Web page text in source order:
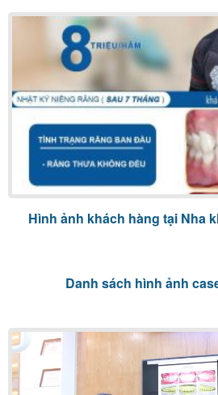
em
Niềng
răng
Hàn
răng
Nhổ
răng
răng
Trồng
răng
implant
Hình ảnh khách hàng tại Nha
Danh sách hình ảnh